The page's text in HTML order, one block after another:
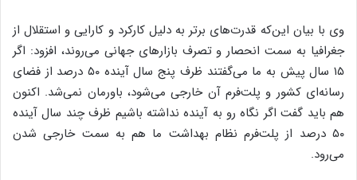
وی با بیان این‌که قدرت‌های برتر به دلیل کارکرد و کارایی و استقلال از
جغرافیا به سمت انحصار و تصرف بازارهای جهانی می‌روند، افزود: اگر
۱۵ سال پیش به ما می‌گفتند ظرف پنج سال آینده ۵۰ درصد از فضای
رسانه‌ای کشور و پلت‌فرم آن خارجی می‌شود، باورمان نمی‌شد. اکنون
هم باید گفت اگر نگاه رو به آینده نداشته باشیم ظرف چند سال آینده
۵۰ درصد از پلت‌فرم نظام بهداشت ما هم به سمت خارجی شدن
می‌رود.